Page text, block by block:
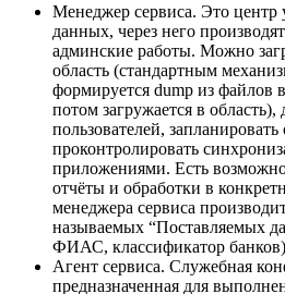
Менеджер сервиса. Это центр
данных, через него
админские работы. Можно
область (стандартным
формируется dump из файлов
потом загружается в область),
пользователей,
проконтролировать
приложениями. Есть
отчёты и обработки в
менеджера сервиса
называемых “Поставляемых
ФИАС, классификатор
Агент сервиса. Служебная
предназначенная для